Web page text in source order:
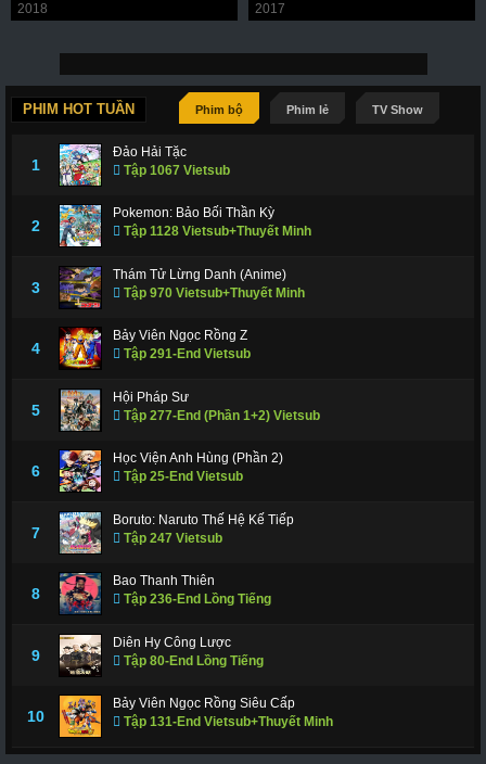
2018
2017
PHIM HOT TUẦN Phim bộ Phim lẻ TV Show
1
Đảo Hải Tặc
Tập 1067 Vietsub
2
Pokemon: Bảo Bối Thần Kỳ
Tập 1128 Vietsub+Thuyết Minh
3
Thám Tử Lừng Danh (Anime)
Tập 970 Vietsub+Thuyết Minh
4
Bảy Viên Ngọc Rồng Z
Tập 291-End Vietsub
5
Hội Pháp Sư
Tập 277-End (Phần 1+2) Vietsub
6
Học Viện Anh Hùng (Phần 2)
Tập 25-End Vietsub
7
Boruto: Naruto Thế Hệ Kế Tiếp
Tập 247 Vietsub
8
Bao Thanh Thiên
Tập 236-End Lồng Tiếng
9
Diên Hy Công Lược
Tập 80-End Lồng Tiếng
10
Bảy Viên Ngọc Rồng Siêu Cấp
Tập 131-End Vietsub+Thuyết Minh